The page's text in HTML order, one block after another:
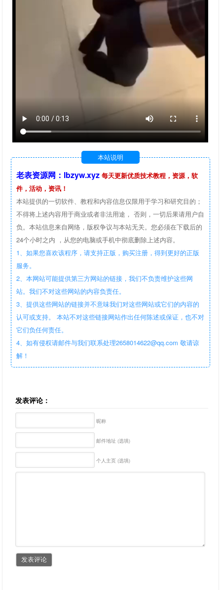
本站说明
老表资源网：lbzyw.xyz 每天更新优质技术教程，资源，软
件，活动，资讯！
本站提供的一切软件、教程和内容信息仅限用于学习和研究目的；
不得将上述内容用于商业或者非法用途， 否则，一切后果请用户自
负。本站信息来自网络，版权争议与本站无关。您必须在下载后的
24个小时之内 ，从您的电脑或手机中彻底删除上述内容。
1、如果您喜欢该程序，请支持正版，购买注册，得到更好的正版
服务。
2、本网站可能提供第三方网站的链接，我们不负责维护这些网
站。我们不对这些网站的内容负责任。
3、提供这些网站的链接并不意味我们对这些网站或它们的内容的
认可或支持。 本站不对这些链接网站作出任何陈述或保证，也不对
它们负任何责任。
4、如有侵权请邮件与我们联系处理2658014622@qq.com 敬请谅
解！
发表评论：
昵称
邮件地址 (选填)
个人主页 (选填)